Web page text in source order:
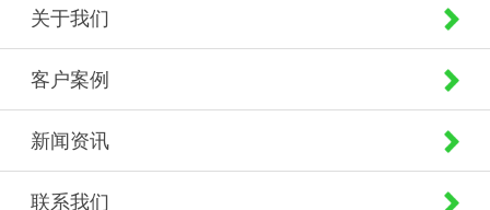
关于我们
客户案例
新闻资讯
联系我们